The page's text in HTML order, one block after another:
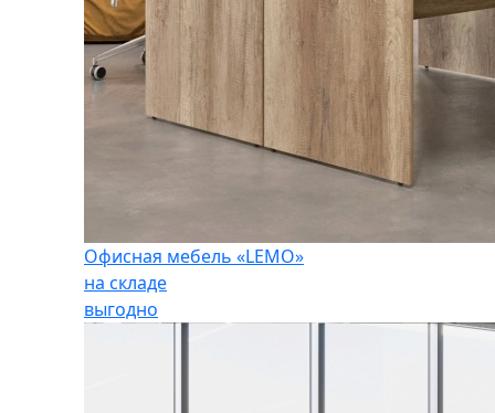
Офисная мебель «LEMO»
на складе
выгодно